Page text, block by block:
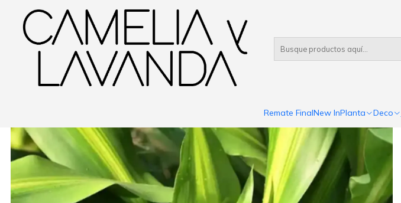
Remate FinalNew InPlanta Deco
Inicio Planta Plantas Decorativas Dracaena Fragrans